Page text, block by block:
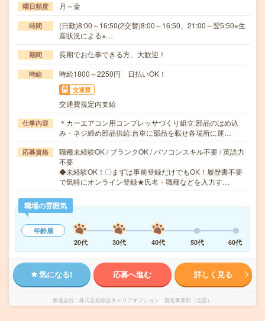
曜日頻度 月～金
時間
(日勤)8:00～16:50(2交替)8:00～16:50、21:00～翌5:50※生
産状況による※…
期間 長期でお仕事できる方、大歓迎！
時給 時給1800～2250円 日払いOK！
交通費
交通費規定内支給
仕事内容
＊カーエアコン用コンプレッサづくり組立:部品のはめ込
み・ネジ締め部品供給:台車に部品を載せ各場所に運…
応募資格
職種未経験OK / ブランクOK / パソコンスキル不要 / 英語力
不要
◆未経験OK！〇まずは事前登録だけでもOK！履歴書不要
で気軽にオンライン登録★氏名・職種などを入力す…
職場の雰囲気
年齢層
20代
30代 40代 50代 60代
気になる! 応募へ進む 詳しく見る
派遣会社 株式会社綜合キャリアオプション 製造事業部（全国）